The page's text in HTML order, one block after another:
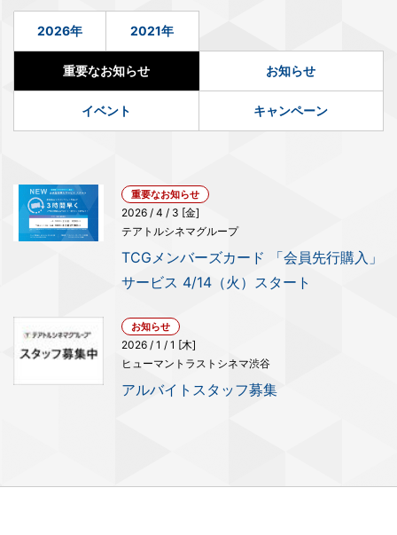
2026年 2021年
重要なお知らせ お知らせ
イベント キャンペーン
重要なお知らせ
2026 / 4 / 3 [金]
テアトルシネマグループ
TCGメンバーズカード 「会員先行購入」
サービス 4/14（火）スタート
お知らせ
2026 / 1 / 1 [木]
ヒューマントラストシネマ渋谷
アルバイトスタッフ募集